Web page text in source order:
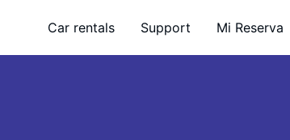
Car rentals Support Mi Reserva